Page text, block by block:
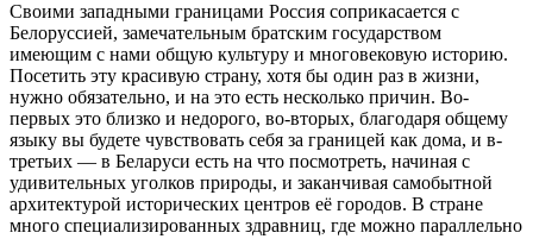
Своими западными границами Россия соприкасается с
Белоруссией, замечательным братским государством
имеющим с нами общую культуру и многовековую историю.
Посетить эту красивую страну, хотя бы один раз в жизни,
нужно обязательно, и на это есть несколько причин. Во-
первых это близко и недорого, во-вторых, благодаря общему
языку вы будете чувствовать себя за границей как дома, и в-
третьих — в Беларуси есть на что посмотреть, начиная с
удивительных уголков природы, и заканчивая самобытной
архитектурой исторических центров её городов. В стране
много специализированных здравниц, где можно параллельно